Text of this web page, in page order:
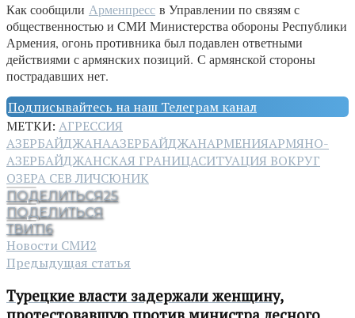
Как сообщили Арменпресс в Управлении по связям с
общественностью и СМИ Министерства обороны Республики
Армения, огонь противника был подавлен ответными
действиями с армянских позиций. С армянской стороны
пострадавших нет.
Подписывайтесь на наш Телеграм канал
МЕТКИ: АГРЕССИЯ
АЗЕРБАЙДЖАНААЗЕРБАЙДЖАНАРМЕНИЯАРМЯНО-
АЗЕРБАЙДЖАНСКАЯ ГРАНИЦАСИТУАЦИЯ ВОКРУГ
ОЗЕРА СЕВ ЛИЧСЮНИК
ПОДЕЛИТЬСЯ25
ПОДЕЛИТЬСЯ
ТВИТ16
Новости СМИ2
Предыдущая статья
Турецкие власти задержали женщину,